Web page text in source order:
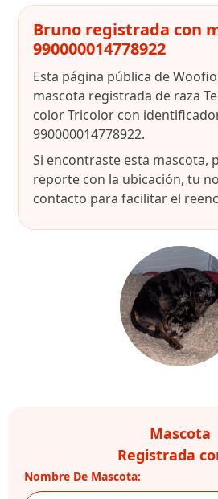
Bruno registrada con
990000014778922
Esta página pública de
mascota registrada de raza
color Tricolor con
990000014778922.
Si encontraste esta mascota,
reporte con la ubicación, tu
contacto para facilitar el
Mascota
Registrada
Nombre De Mascota: